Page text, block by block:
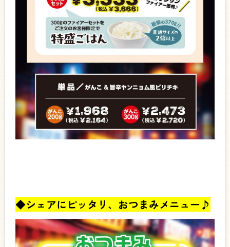
◆シェアにピッタリ、おつまみメニュー♪